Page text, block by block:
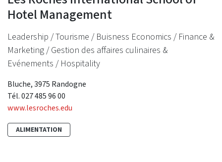
Hotel Management
Leadership / Tourisme / Buisness Economics / Finance &
Marketing / Gestion des affaires culinaires &
Evénements / Hospitality
Bluche, 3975 Randogne
Tél. 027 485 96 00
www.lesroches.edu
ALIMENTATION